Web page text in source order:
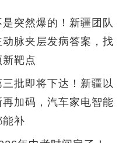
是突然爆的！新疆团队
动脉夹层发病答案，找
靶点
三批即将下达！新疆以
再加码，汽车家电智能
能补
2026兵团文旅推介